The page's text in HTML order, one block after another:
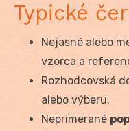
Typické
Nejasné alebo
vzorca a
Rozhodcovská
alebo výberu.
Neprimerané